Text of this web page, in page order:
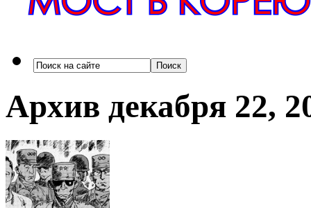
Архив декабря 22,